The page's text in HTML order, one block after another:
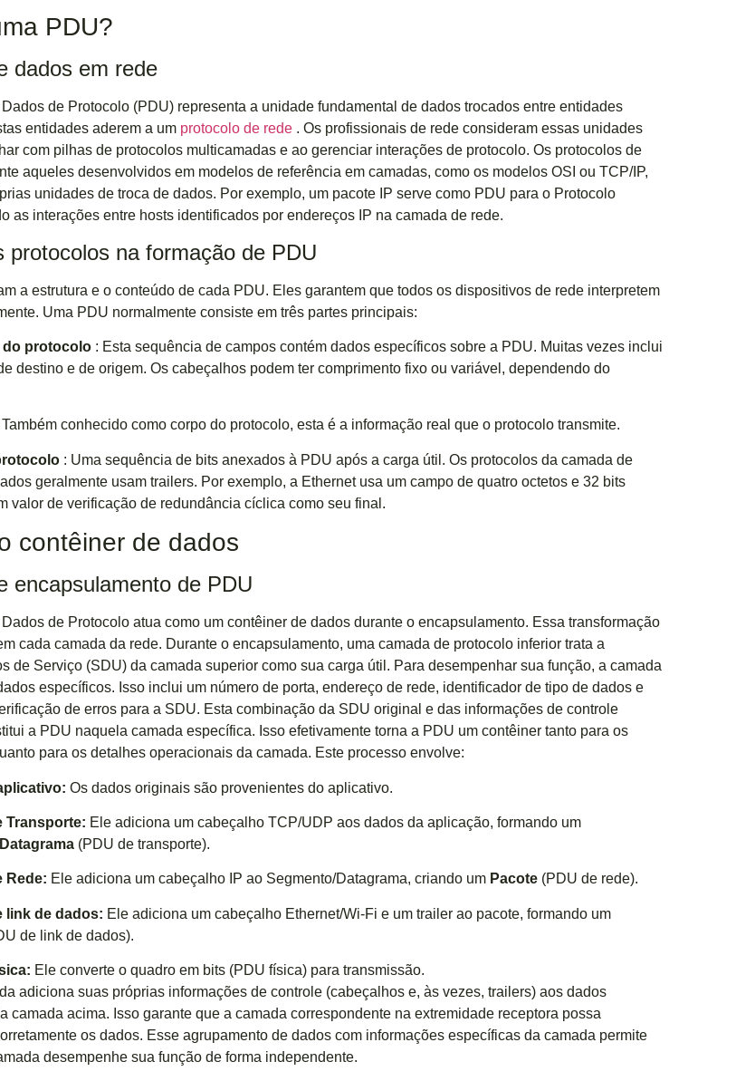
PDU?
dados em rede
de Protocolo (PDU) representa a unidade fundamental de dados trocados entre entidades
entidades aderem a um protocolo de rede . Os profissionais de rede consideram essas unidades
com pilhas de protocolos multicamadas e ao gerenciar interações de protocolo. Os protocolos de
aqueles desenvolvidos em modelos de referência em camadas, como os modelos OSI ou TCP/IP,
unidades de troca de dados. Por exemplo, um pacote IP serve como PDU para o Protocolo
as interações entre hosts identificados por endereços IP na camada de rede.
protocolos na formação de PDU
a estrutura e o conteúdo de cada PDU. Eles garantem que todos os dispositivos de rede interpretem
Uma PDU normalmente consiste em três partes principais:
do protocolo : Esta sequência de campos contém dados específicos sobre a PDU. Muitas vezes inclui
destino e de origem. Os cabeçalhos podem ter comprimento fixo ou variável, dependendo do
Também conhecido como corpo do protocolo, esta é a informação real que o protocolo transmite.
: Uma sequência de bits anexados à PDU após a carga útil. Os protocolos da camada de
geralmente usam trailers. Por exemplo, a Ethernet usa um campo de quatro octetos e 32 bits
valor de verificação de redundância cíclica como seu final.
contêiner de dados
encapsulamento de PDU
de Protocolo atua como um contêiner de dados durante o encapsulamento. Essa transformação
cada camada da rede. Durante o encapsulamento, uma camada de protocolo inferior trata a
de Serviço (SDU) da camada superior como sua carga útil. Para desempenhar sua função, a camada
específicos. Isso inclui um número de porta, endereço de rede, identificador de tipo de dados e
de erros para a SDU. Esta combinação da SDU original e das informações de controle
a PDU naquela camada específica. Isso efetivamente torna a PDU um contêiner tanto para os
para os detalhes operacionais da camada. Este processo envolve:
Os dados originais são provenientes do aplicativo.
Transporte: Ele adiciona um cabeçalho TCP/UDP aos dados da aplicação, formando um
(PDU de transporte).
Rede: Ele adiciona um cabeçalho IP ao Segmento/Datagrama, criando um Pacote (PDU de rede).
link de dados: Ele adiciona um cabeçalho Ethernet/Wi-Fi e um trailer ao pacote, formando um
de link de dados).
Ele converte o quadro em bits (PDU física) para transmissão.
adiciona suas próprias informações de controle (cabeçalhos e, às vezes, trailers) aos dados
camada acima. Isso garante que a camada correspondente na extremidade receptora possa
os dados. Esse agrupamento de dados com informações específicas da camada permite
desempenhe sua função de forma independente.